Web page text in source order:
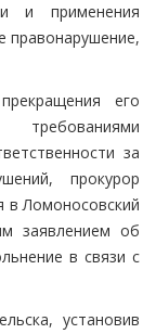
и применения
правонарушение,
его
за
прокурор
в Ломоносовский
заявлением об
в связи с
установив